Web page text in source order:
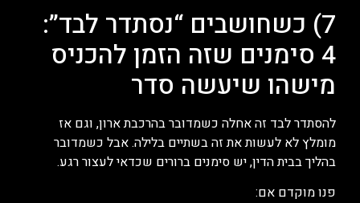
7) כשחושבים “נסתדר לבד”:
4 סימנים שזה הזמן להכניס
מישהו שיעשה סדר
להסתדר לבד זה אחלה כשמדובר בהרכבת ארון, וגם אז
מומלץ לא לעשות את זה בשתיים בלילה. אבל כשמדובר
בהליך בבית הדין, יש סימנים ברורים שכדאי לעצור רגע.
פנו מוקדם אם: